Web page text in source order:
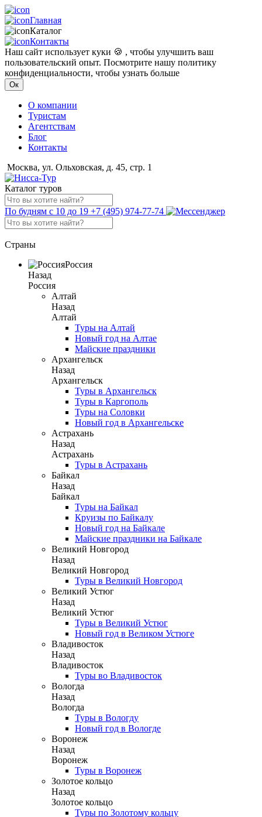
Главная
Каталог
Контакты
Наш сайт использует куки 🍪 , чтобы улучшить ваш
пользовательский опыт. Посмотрите нашу политику
конфиденциальности, чтобы узнать больше
Ок
О компании
Туристам
Агентствам
Блог
Контакты
Москва, ул. Ольховская, д. 45, стр. 1
Каталог туров
По будням с 10 до 19 +7 (495) 974-77-74
Страны
Россия
Назад
Россия
Алтай
Назад
Алтай
Туры на Алтай
Новый год на Алтае
Майские праздники
Архангельск
Назад
Архангельск
Туры в Архангельск
Туры в Каргополь
Туры на Соловки
Новый год в Архангельске
Астрахань
Назад
Астрахань
Туры в Астрахань
Байкал
Назад
Байкал
Туры на Байкал
Круизы по Байкалу
Новый год на Байкале
Майские праздники на Байкале
Великий Новгород
Назад
Великий Новгород
Туры в Великий Новгород
Великий Устюг
Назад
Великий Устюг
Туры в Великий Устюг
Новый год в Великом Устюге
Владивосток
Назад
Владивосток
Туры во Владивосток
Вологда
Назад
Вологда
Туры в Вологду
Новый год в Вологде
Воронеж
Назад
Воронеж
Туры в Воронеж
Золотое кольцо
Назад
Золотое кольцо
Туры по Золотому кольцу